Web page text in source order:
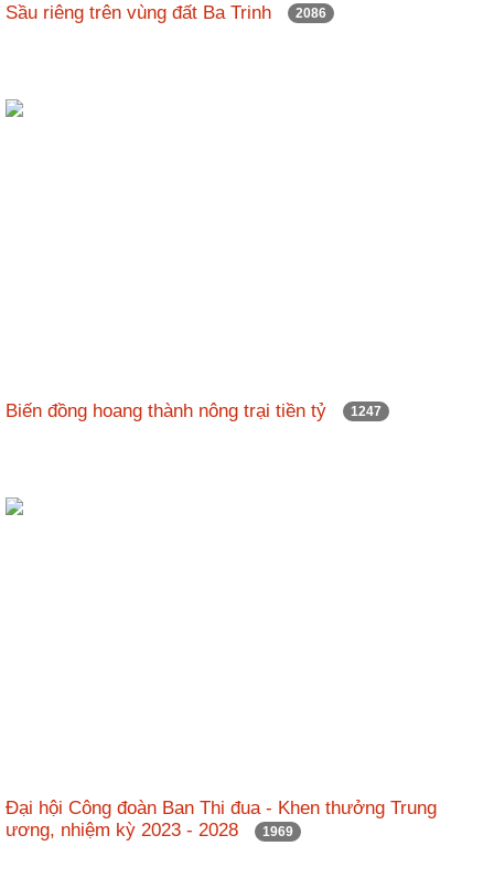
Sầu riêng trên vùng đất Ba Trinh 2086
Biến đồng hoang thành nông trại tiền tỷ 1247
Đại hội Công đoàn Ban Thi đua - Khen thưởng Trung
ương, nhiệm kỳ 2023 - 2028
1969